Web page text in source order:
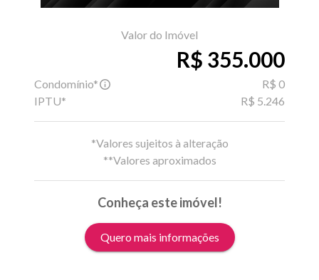
Valor do Imóvel
R$ 355.000
Condomínio*
R$ 0
IPTU*
R$ 5.246
*Valores sujeitos à alteração
**Valores aproximados
Conheça este imóvel!
Quero mais informações